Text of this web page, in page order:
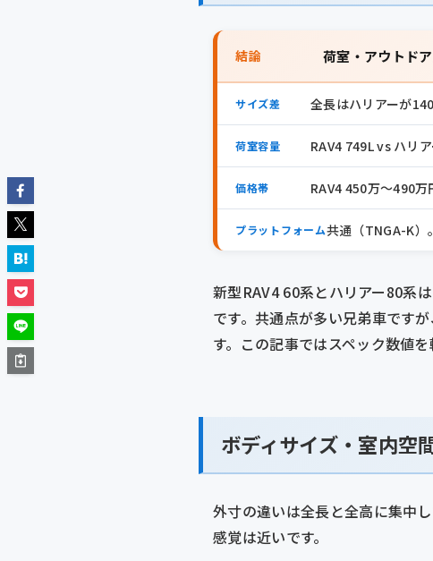
結論 荷室・アウトド
サイズ差 全長はハリアーが
荷室容量 RAV4 749L vs ハリ
価格帯 RAV4 450万〜490
プラットフォーム共通（TNGA-K）
新型RAV4 60系とハリアー80系
です。共通点が多い兄弟車です
す。この記事ではスペック数値
ボディサイズ・室内空
外寸の違いは全長と全高に集中
感覚は近いです。